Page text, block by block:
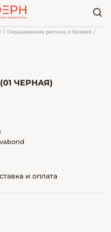
Окрашивание ресниц и бровей
ЧЕРНАЯ)
и оплата